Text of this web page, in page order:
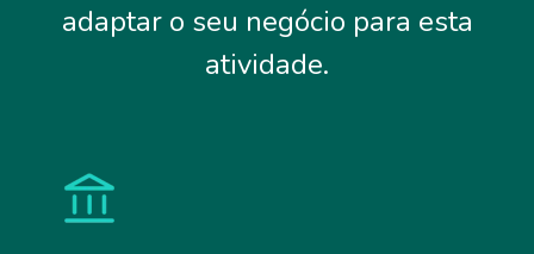
adaptar o seu negócio para esta
atividade.